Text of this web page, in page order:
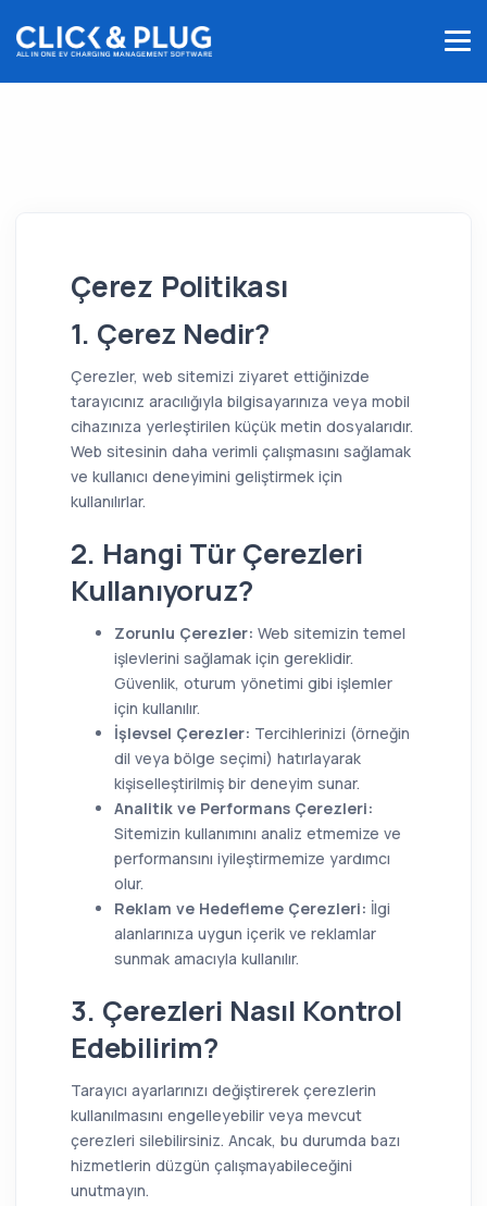
Çerez Politikası
1. Çerez Nedir?
Çerezler, web sitemizi ziyaret ettiğinizde
tarayıcınız aracılığıyla bilgisayarınıza veya mobil
cihazınıza yerleştirilen küçük metin dosyalarıdır.
Web sitesinin daha verimli çalışmasını sağlamak
ve kullanıcı deneyimini geliştirmek için
kullanılırlar.
2. Hangi Tür Çerezleri
Kullanıyoruz?
Zorunlu Çerezler: Web sitemizin temel
işlevlerini sağlamak için gereklidir.
Güvenlik, oturum yönetimi gibi işlemler
için kullanılır.
İşlevsel Çerezler: Tercihlerinizi (örneğin
dil veya bölge seçimi) hatırlayarak
kişiselleştirilmiş bir deneyim sunar.
Analitik ve Performans Çerezleri:
Sitemizin kullanımını analiz etmemize ve
performansını iyileştirmemize yardımcı
olur.
Reklam ve Hedefleme Çerezleri: İlgi
alanlarınıza uygun içerik ve reklamlar
sunmak amacıyla kullanılır.
3. Çerezleri Nasıl Kontrol
Edebilirim?
Tarayıcı ayarlarınızı değiştirerek çerezlerin
kullanılmasını engelleyebilir veya mevcut
çerezleri silebilirsiniz. Ancak, bu durumda bazı
hizmetlerin düzgün çalışmayabileceğini
unutmayın.